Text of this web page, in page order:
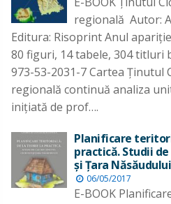
regională Autor:
Editura: Risoprint Anul
80 figuri, 14 tabele, 304 titluri
973-53-2031-7 Cartea Ţinutul
regională continuă analiza
iniţiată de prof….
Planificare
practică. Studii
şi Ţara Năsăudului
06/05/2017
E-BOOK